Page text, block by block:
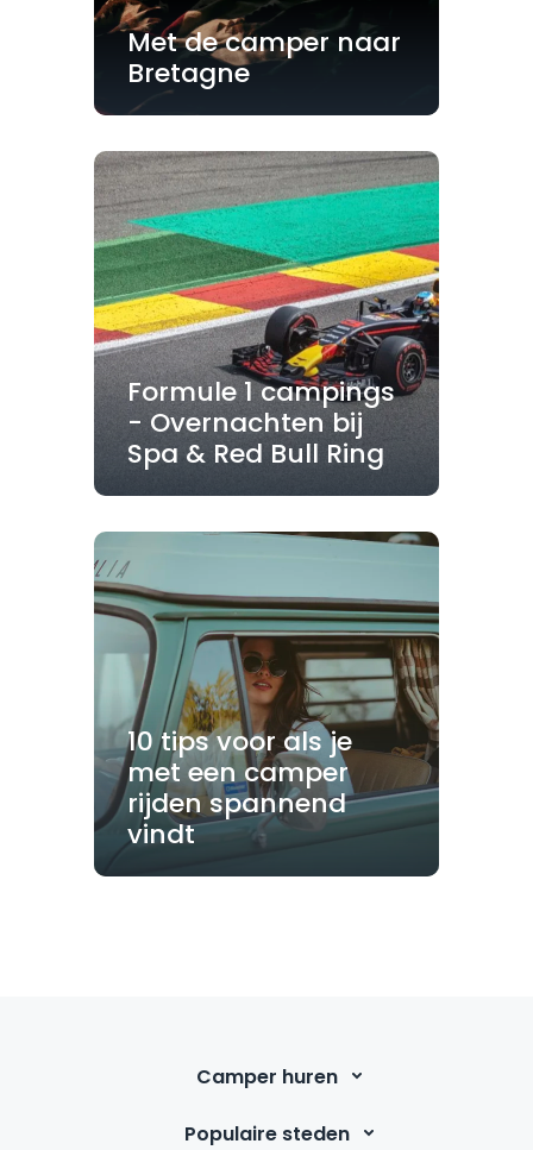
Met de camper naar
Bretagne
Formule 1 campings
- Overnachten bij
Spa & Red Bull Ring
10 tips voor als je
met een camper
rijden spannend
vindt
Camper huren
Populaire steden